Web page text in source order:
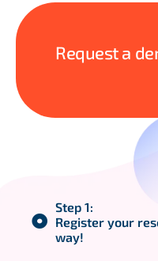
Request a
Step 1:
Register your
way!